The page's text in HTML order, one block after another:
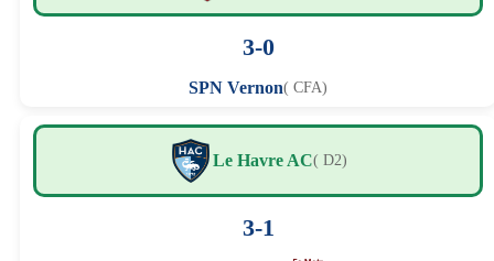
3-0
SPN Vernon( CFA)
Le Havre AC( D2)
3-1